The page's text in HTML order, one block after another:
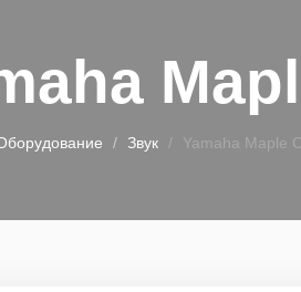
Звук Yamaha Maple